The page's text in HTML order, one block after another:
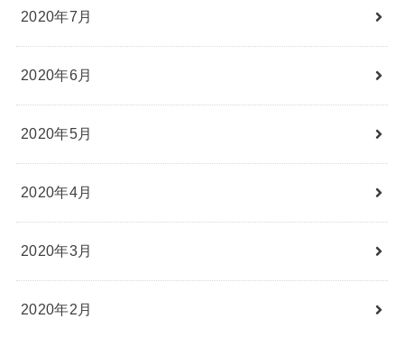
2020年7月
2020年6月
2020年5月
2020年4月
2020年3月
2020年2月